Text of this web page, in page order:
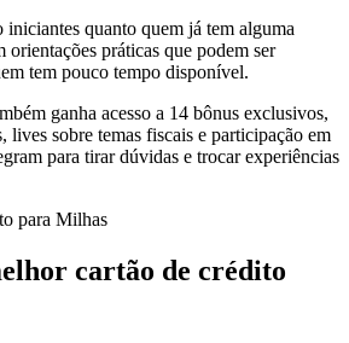
iniciantes quanto quem já tem alguma
orientações práticas que podem ser
tem pouco tempo disponível.
ganha acesso a 14 bônus exclusivos,
lives sobre temas fiscais e participação em
para tirar dúvidas e trocar experiências
para Milhas
cartão de crédito